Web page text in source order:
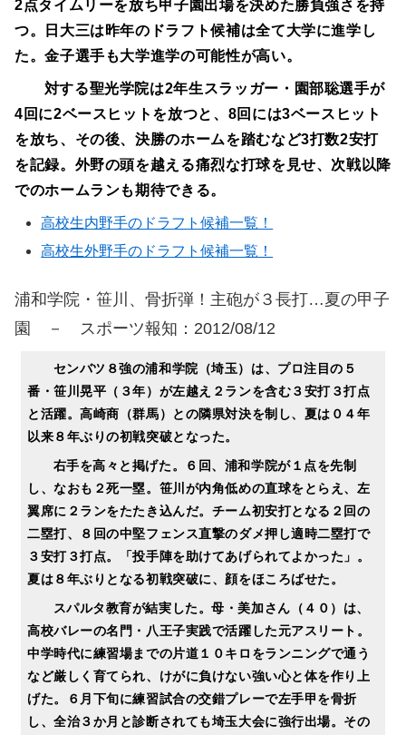
2点タイムリーを放ち甲子園出場を決めた勝負強さを持
つ。日大三は昨年のドラフト候補は全て大学に進学し
た。金子選手も大学進学の可能性が高い。
対する聖光学院は2年生スラッガー・園部聡選手が
4回に2ベースヒットを放つと、8回には3ベースヒット
を放ち、その後、決勝のホームを踏むなど3打数2安打
を記録。外野の頭を越える痛烈な打球を見せ、次戦以降
でのホームランも期待できる。
高校生内野手のドラフト候補一覧！
高校生外野手のドラフト候補一覧！
浦和学院・笹川、骨折弾！主砲が３長打…夏の甲子
園 － スポーツ報知：2012/08/12
センバツ８強の浦和学院（埼玉）は、プロ注目の５
番・笹川晃平（３年）が左越え２ランを含む３安打３打点
と活躍。高崎商（群馬）との隣県対決を制し、夏は０４年
以来８年ぶりの初戦突破となった。
右手を高々と掲げた。６回、浦和学院が１点を先制
し、なおも２死一塁。笹川が内角低めの直球をとらえ、左
翼席に２ランをたたき込んだ。チーム初安打となる２回の
二塁打、８回の中堅フェンス直撃のダメ押し適時二塁打で
３安打３打点。「投手陣を助けてあげられてよかった」。
夏は８年ぶりとなる初戦突破に、顔をほころばせた。
スパルタ教育が結実した。母・美加さん（４０）は、
高校バレーの名門・八王子実践で活躍した元アスリート。
中学時代に練習場までの片道１０キロをランニングで通う
など厳しく育てられ、けがに負けない強い心と体を作り上
げた。６月下旬に練習試合の交錯プレーで左手甲を骨折
し、全治３か月と診断されても埼玉大会に強行出場。その